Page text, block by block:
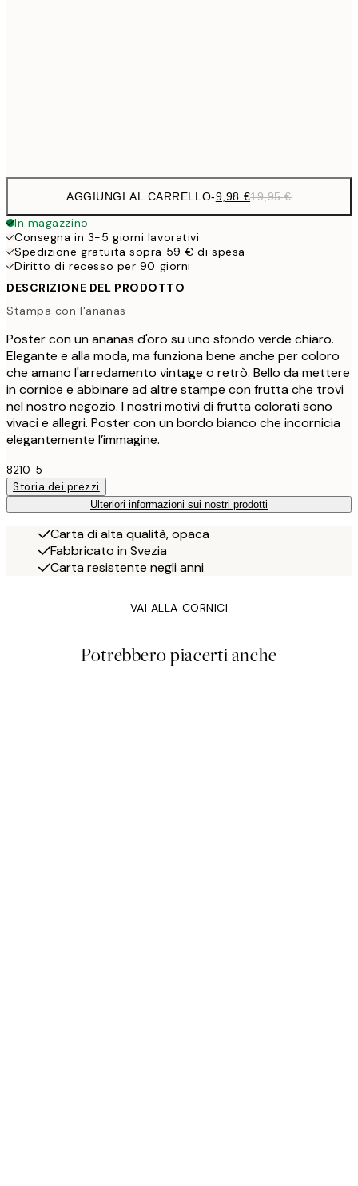
AGGIUNGI AL CARRELLO-9,98 €19,95 €
In magazzino
Consegna in 3-5 giorni lavorativi
Spedizione gratuita sopra 59 € di spesa
Diritto di recesso per 90 giorni
DESCRIZIONE DEL PRODOTTO
Stampa con l'ananas
Poster con un ananas d'oro su uno sfondo verde chiaro.
Elegante e alla moda, ma funziona bene anche per coloro
che amano l'arredamento vintage o retrò. Bello da mettere
in cornice e abbinare ad altre stampe con frutta che trovi
nel nostro negozio. I nostri motivi di frutta colorati sono
vivaci e allegri. Poster con un bordo bianco che incornicia
elegantemente l’immagine.
8210-5
Storia dei prezzi
Ulteriori informazioni sui nostri prodotti
Carta di alta qualità, opaca
Fabbricato in Svezia
Carta resistente negli anni
VAI ALLA CORNICI
Potrebbero piacerti anche